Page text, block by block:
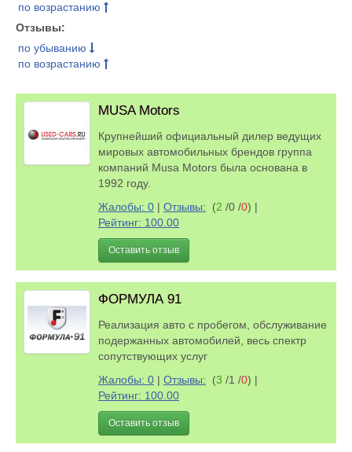
по возрастанию
Отзывы:
по убыванию
по возрастанию
MUSA Motors
Крупнейший официальный дилер ведущих
мировых автомобильных брендов группа
компаний Musa Motors была основана в
1992 году.
Жалобы: 0 | Отзывы: (2 /0 /0) |
Рейтинг: 100.00
Оставить отзыв
ФОРМУЛА 91
Реализация авто с пробегом, обслуживание
подержанных автомобилей, весь спектр
сопутствующих услуг
Жалобы: 0 | Отзывы: (3 /1 /0) |
Рейтинг: 100.00
Оставить отзыв